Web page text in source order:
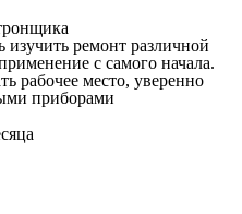
изучить ремонт различной
с самого начала.
рабочее место, уверенно
приборами